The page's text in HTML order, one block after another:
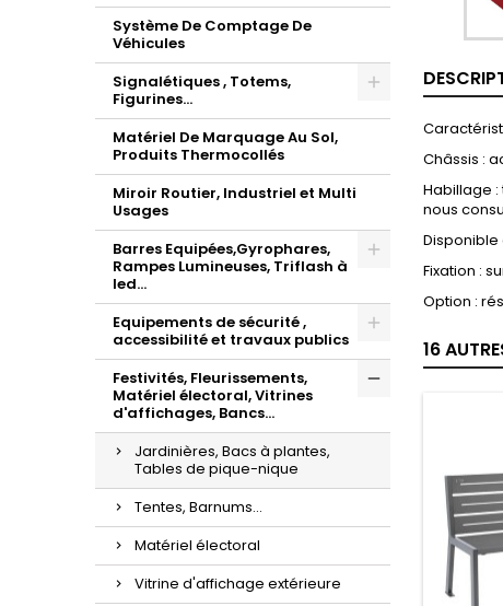
Système De Comptage De
Véhicules
Signalétiques , Totems,
Figurines...
Matériel De Marquage Au Sol,
Produits Thermocollés
Miroir Routier, Industriel et Multi
Usages
Barres Equipées,Gyrophares,
Rampes Lumineuses, Triflash à
led...
Equipements de sécurité ,
accessibilité et travaux publics
Festivités, Fleurissements,
Matériel électoral, Vitrines
d'affichages, Bancs...
Jardinières, Bacs à plantes,
Tables de pique-nique
Tentes, Barnums...
Matériel électoral
Vitrine d'affichage extérieure
Châssis :
Habillage
nous
Disponible
Fixation :
Option :
16